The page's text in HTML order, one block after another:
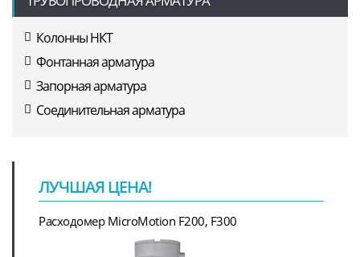
Колонны НКТ
Фонтанная арматура
Запорная арматура
Соединительная арматура
ЛУЧШАЯ ЦЕНА!
Расходомер MicroMotion F200, F300